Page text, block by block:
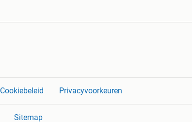
Cookiebeleid Privacyvoorkeuren
Sitemap